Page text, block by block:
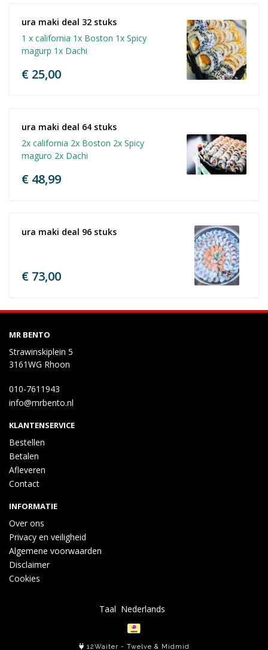
ura maki deal 32 stuks
1 x california 1x Boston 1x Spicy
magurp 1x Dachi
€ 25,00
ura maki deal 64 stuks
2x california 2x Boston 2x Spicy
maguro 2x Dachi
€ 48,99
ura maki deal 96 stuks
€ 73,00
MR BENTO
Strawinskiplein 5
3161WG Rhoon
010-7611943
info@mrbento.nl
KLANTENSERVICE
Bestellen
Betalen
Afleveren
Contact
INFORMATIE
Over ons
Privacy en veiligheid
Algemene voorwaarden
Disclaimer
Cookies
Taal
12Waiter - Twelve & Midmid